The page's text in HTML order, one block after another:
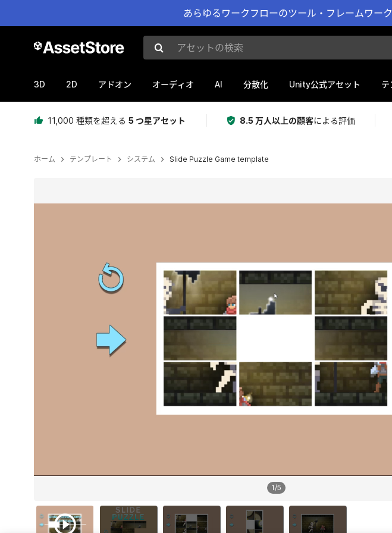
あらゆるワークフローのツール・フレームワー
アセットの検索
3D 2D アドオン オーディオ AI 分散化 Unity公式アセット テ
11,000 種類を超える 5 つ星アセット 8.5 万人以上の顧客による評価
ホーム テンプレート システム Slide Puzzle Game template
1/5